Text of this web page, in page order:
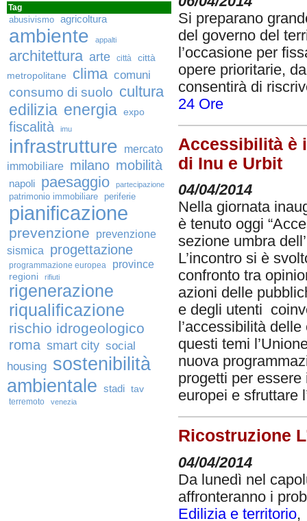
Tag
abusivismo agricoltura
ambiente appalti
architettura arte città
città
metropolitane
clima comuni
consumo di suolo cultura
edilizia energia expo
fiscalità imu
infrastrutture
mercato
immobiliare milano mobilità
napoli paesaggio partecipazione
patrimonio immobiliare periferie
pianificazione
prevenzione
prevenzione
sismica
progettazione
programmazione europea province
regioni rifiuti
rigenerazione
riqualificazione
rischio idrogeologico
roma smart city social
housing sostenibilità
ambientale stadi tav
terremoto venezia
Si preparano
del governo del
l’occasione per
opere prioritarie,
consentirà di
24 Ore
Accessibilità è
di Inu e Urbit
04/04/2014
Nella giornata
è tenuto oggi
sezione umbra
L’incontro si è
confronto tra
azioni delle
e degli utenti
l’accessibilità
questi temi
nuova
progetti per
europei e sfruttare
Ricostruzione
04/04/2014
Da lunedì nel
affronteranno i
Edilizia e territorio